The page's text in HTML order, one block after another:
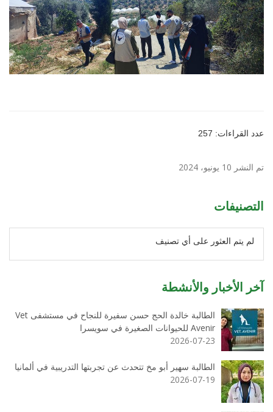
عدد القراءات: 257
تم النشر 10 يونيو، 2024
التصنيفات
لم يتم العثور على أي تصنيف
آخر الأخبار والأنشطة
الطالبة خالدة الحج حسن سفيرة للنجاح في مستشفى Vet
Avenir للحيوانات الصغيرة في سويسرا
2026-07-23
الطالبة سهير أبو مخ تتحدث عن تجربتها التدريبية في ألمانيا
2026-07-19